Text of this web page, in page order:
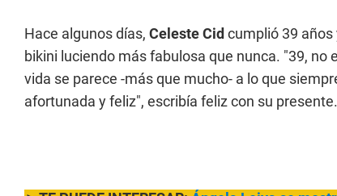
Hace algunos días, Celeste Cid cumplió 39
bikini luciendo más fabulosa que nunca. "39,
vida se parece -más que mucho- a lo que
afortunada y feliz", escribía feliz con su presente.